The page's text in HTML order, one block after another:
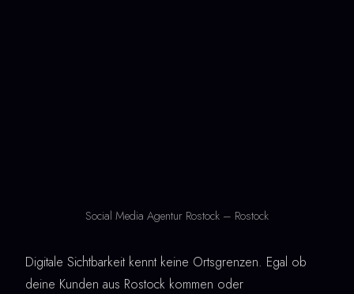
Social Media Agentur Rostock – Rostock
Digitale Sichtbarkeit kennt keine Ortsgrenzen. Egal ob
deine Kunden aus Rostock kommen oder